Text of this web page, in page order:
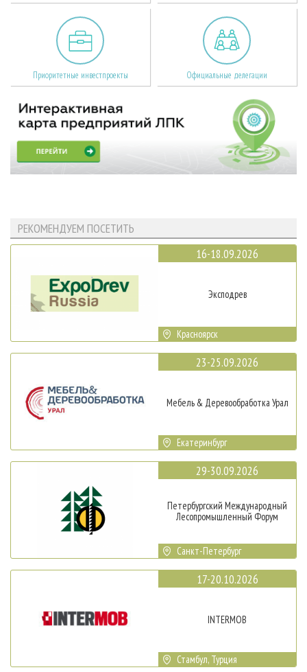
Приоритетные инвестпроекты Официальные делегации
РЕКОМЕНДУЕМ ПОСЕТИТЬ
16-18.09.2026
Эксподрев
Красноярск
23-25.09.2026
Мебель & Деревообработка Урал
Екатеринбург
29-30.09.2026
Петербургский Международный
Лесопромышленный Форум
Санкт-Петербург
17-20.10.2026
INTERMOB
Стамбул, Турция